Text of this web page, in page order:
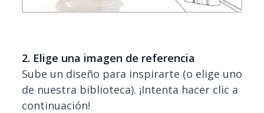
2. Elige una imagen de referencia
Sube un diseño para inspirarte (o elige uno
de nuestra biblioteca). ¡Intenta hacer clic a
continuación!